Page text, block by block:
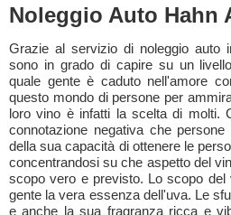
Noleggio Auto Hahn
Grazie al servizio di noleggio auto
sono in grado di capire su un
quale gente è caduto nell'amore
questo mondo di persone per
loro vino è infatti la scelta di molti.
connotazione negativa che
della sua capacità di ottenere le
concentrandosi su che aspetto del
scopo vero e previsto. Lo scopo del
gente la vera essenza dell'uva. Le
e anche la sua fragranza ricca e